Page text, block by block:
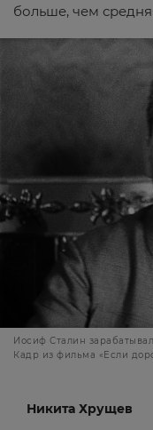
больше, чем
Иосиф Сталин
Кадр из фильма «Если
Никита Хрущев